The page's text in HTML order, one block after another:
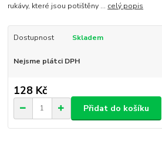
rukávy, které jsou potištěny ... celý popis
Dostupnost Skladem
Nejsme plátci DPH
128 Kč
Přidat do košíku